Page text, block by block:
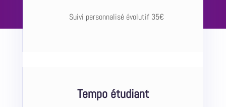
Suivi personnalisé évolutif 35€
Tempo étudiant